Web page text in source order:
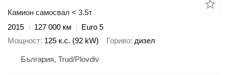
Камион самосвал < 3.5т
2015
127 000 км
Euro 5
Мощност 125 к.с. (92 kW) Гориво дизел
България, Trud/Plovdiv